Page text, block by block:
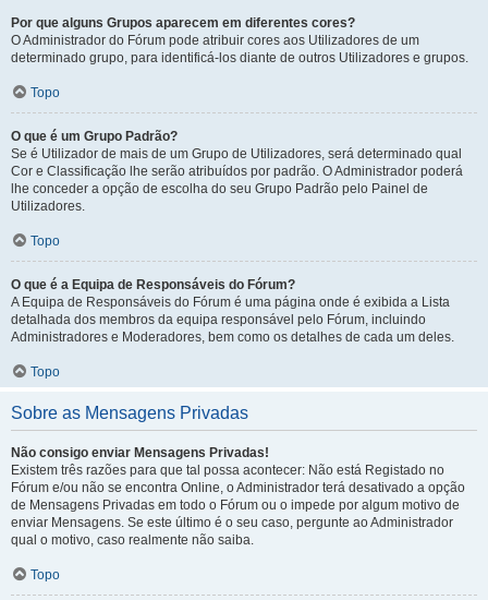
Por que alguns Grupos aparecem em diferentes cores?
O Administrador do Fórum pode atribuir cores aos Utilizadores de um
determinado grupo, para identificá-los diante de outros Utilizadores e grupos.
Topo
O que é um Grupo Padrão?
Se é Utilizador de mais de um Grupo de Utilizadores, será determinado qual
Cor e Classificação lhe serão atribuídos por padrão. O Administrador poderá
lhe conceder a opção de escolha do seu Grupo Padrão pelo Painel de
Utilizadores.
Topo
O que é a Equipa de Responsáveis do Fórum?
A Equipa de Responsáveis do Fórum é uma página onde é exibida a Lista
detalhada dos membros da equipa responsável pelo Fórum, incluindo
Administradores e Moderadores, bem como os detalhes de cada um deles.
Topo
Sobre as Mensagens Privadas
Não consigo enviar Mensagens Privadas!
Existem três razões para que tal possa acontecer: Não está Registado no
Fórum e/ou não se encontra Online, o Administrador terá desativado a opção
de Mensagens Privadas em todo o Fórum ou o impede por algum motivo de
enviar Mensagens. Se este último é o seu caso, pergunte ao Administrador
qual o motivo, caso realmente não saiba.
Topo